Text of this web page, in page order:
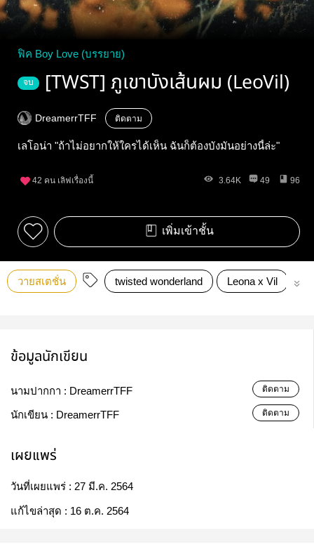
ฟิค Boy Love (บรรยาย)
จบ [TWST] ภูเขาบังเส้นผม (LeoVil)
DreamerrTFF ติดตาม
เลโอน่า "ถ้าไม่อยากให้ใครได้เห็น ฉันก็ต้องบังมันอย่างนี้ล่ะ"
42 คน เลิฟเรื่องนี้ 3.64K 49 96
เพิ่มเข้าชั้น
วายสเตชั่น twisted wonderland Leona x Vil
ข้อมูลนักเขียน
นามปากกา : DreamerrTFF ติดตาม
นักเขียน : DreamerrTFF ติดตาม
เผยแพร่
วันที่เผยแพร่ : 27 มี.ค. 2564
แก้ไขล่าสุด : 16 ต.ค. 2564